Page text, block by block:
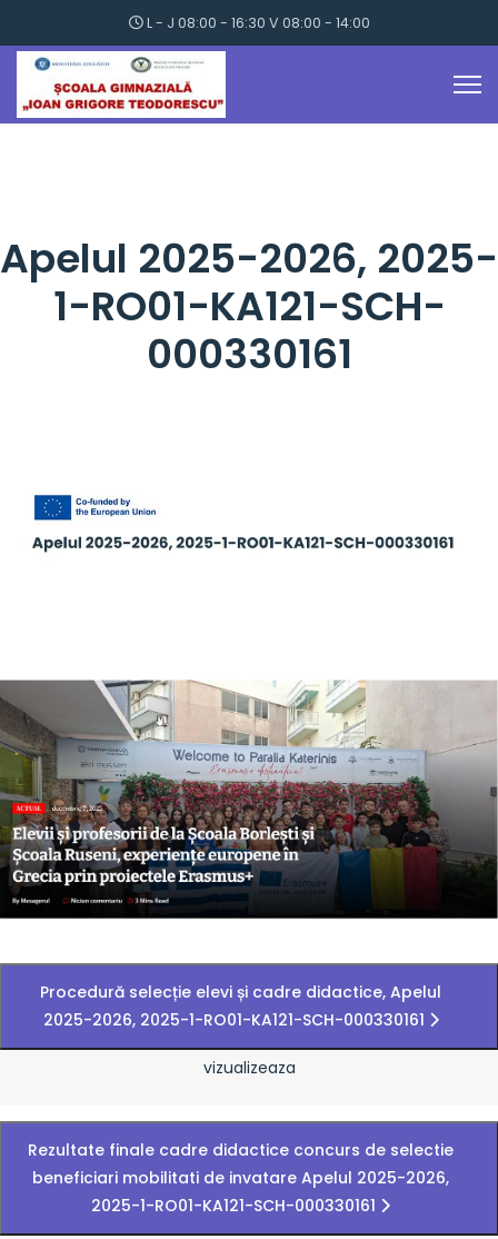
L - J 08:00 - 16:30 V 08:00 - 14:00
Apelul 2025-2026, 2025-
1-RO01-KA121-SCH-
000330161
Procedură selecție elevi și cadre didactice, Apelul
2025-2026, 2025-1-RO01-KA121-SCH-000330161
vizualizeaza
Rezultate finale cadre didactice concurs de selectie
beneficiari mobilitati de invatare Apelul 2025-2026,
2025-1-RO01-KA121-SCH-000330161